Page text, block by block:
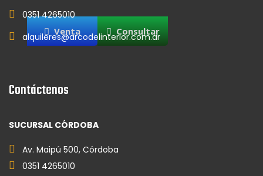
0351 4265010
alquileres@arcodelinterior.com.ar
Contáctenos
SUCURSAL CÓRDOBA
Av. Maipú 500, Córdoba
0351 4265010
Venta Consultar